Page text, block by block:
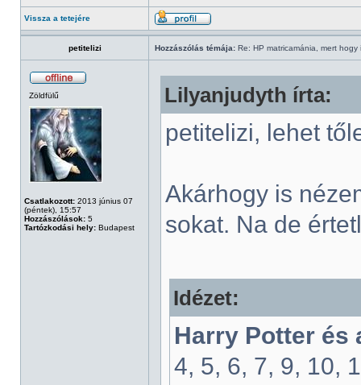
Vissza a tetejére
petitelizi Hozzászólás témája: Re: HP matricamánia, mert hogy
Zöldfülű
Csatlakozott: 2013 június 07
(péntek), 15:57
Hozzászólások: 5
Tartózkodási hely: Budapest
Lilyanjudyth írta:
petitelizi, lehet
Akárhogy is
sokat. Na de
Idézet:
Harry Potter és
4, 5, 6, 7, 9, 10,